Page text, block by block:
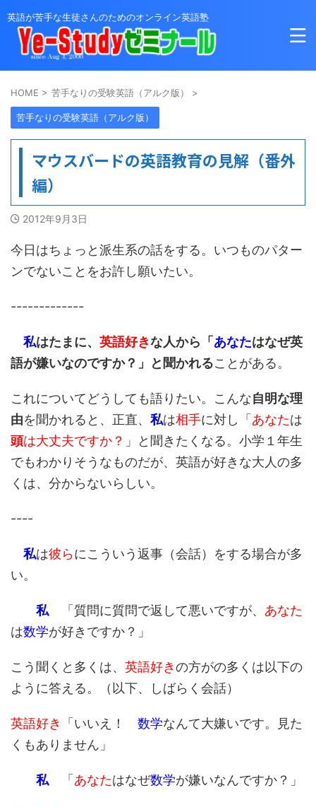
英語が苦手な生徒さんのためのオンライン英語塾
HOME > 苦手なりの受験英語（アルク版） >
苦手なりの受験英語（アルク版）
マウスバードの英語教育の見解（番外
編）
2012年9月3日
今日はちょっと派生系の話をする。いつものパター
ンでないことをお許し願いたい。
-------------
私はたまに、 英語好きな人から「 あなたはなぜ英
語が嫌いなのですか？」と聞かれることがある。
これについてどうしても語りたい。こんな自明な理
由を聞かれると、正直、 私は相手に対し「 あなたは
頭は大丈夫ですか？ 」と聞きたくなる。小学１年生
でもわかりそうなものだが、英語が好きな大人の多
くは、分からないらしい。
----
私は彼らにこういう返事（会話）をする場合が多
い。
私 「質問に質問で返して悪いですが、 あなた
は数学が好きですか？」
こう聞くと多くは、 英語好きの方がの多くは以下の
ように答える。（以下、しばらく会話）
英語好き 「いいえ！ 数学なんて大嫌いです。見た
くもありません」
私 「 あなたはなぜ数学が嫌いなんですか？」